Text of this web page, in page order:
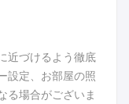
近づけるよう徹底
設定、お部屋の照
る場合がございま